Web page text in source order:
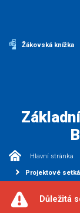
Žákovská knížka
Hlavní stránka
Projektové
Důležitá